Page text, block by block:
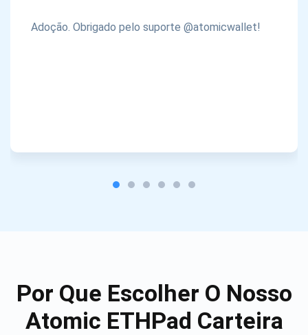
Adoção. Obrigado pelo suporte @atomicwallet!
Por Que Escolher O Nosso
Atomic ETHPad Carteira